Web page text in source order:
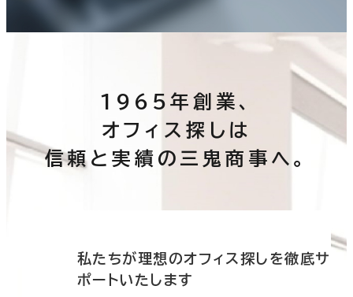
1965年創業、
オフィス探しは
信頼と実績の三鬼商事へ。
私たちが理想のオフィス探しを徹底サ
ポートいたします